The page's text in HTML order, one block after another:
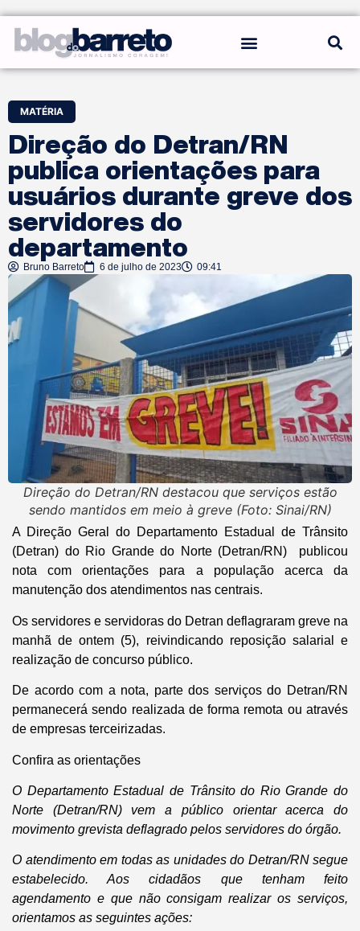
MATÉRIA
Direção do Detran/RN
publica orientações para
usuários durante greve dos
servidores do
departamento
Bruno Barreto 6 de julho de 2023 09:41
Direção do Detran/RN destacou que serviços estão
sendo mantidos em meio à greve (Foto: Sinai/RN)
A Direção Geral do Departamento Estadual de Trânsito
(Detran) do Rio Grande do Norte (Detran/RN) publicou
nota com orientações para a população acerca da
manutenção dos atendimentos nas centrais.
Os servidores e servidoras do Detran deflagraram greve na
manhã de ontem (5), reivindicando reposição salarial e
realização de concurso público.
De acordo com a nota, parte dos serviços do Detran/RN
permanecerá sendo realizada de forma remota ou através
de empresas terceirizadas.
Confira as orientações
O Departamento Estadual de Trânsito do Rio Grande do
Norte (Detran/RN) vem a público orientar acerca do
movimento grevista deflagrado pelos servidores do órgão.
O atendimento em todas as unidades do Detran/RN segue
estabelecido. Aos cidadãos que tenham feito
agendamento e que não consigam realizar os serviços,
orientamos as seguintes ações: